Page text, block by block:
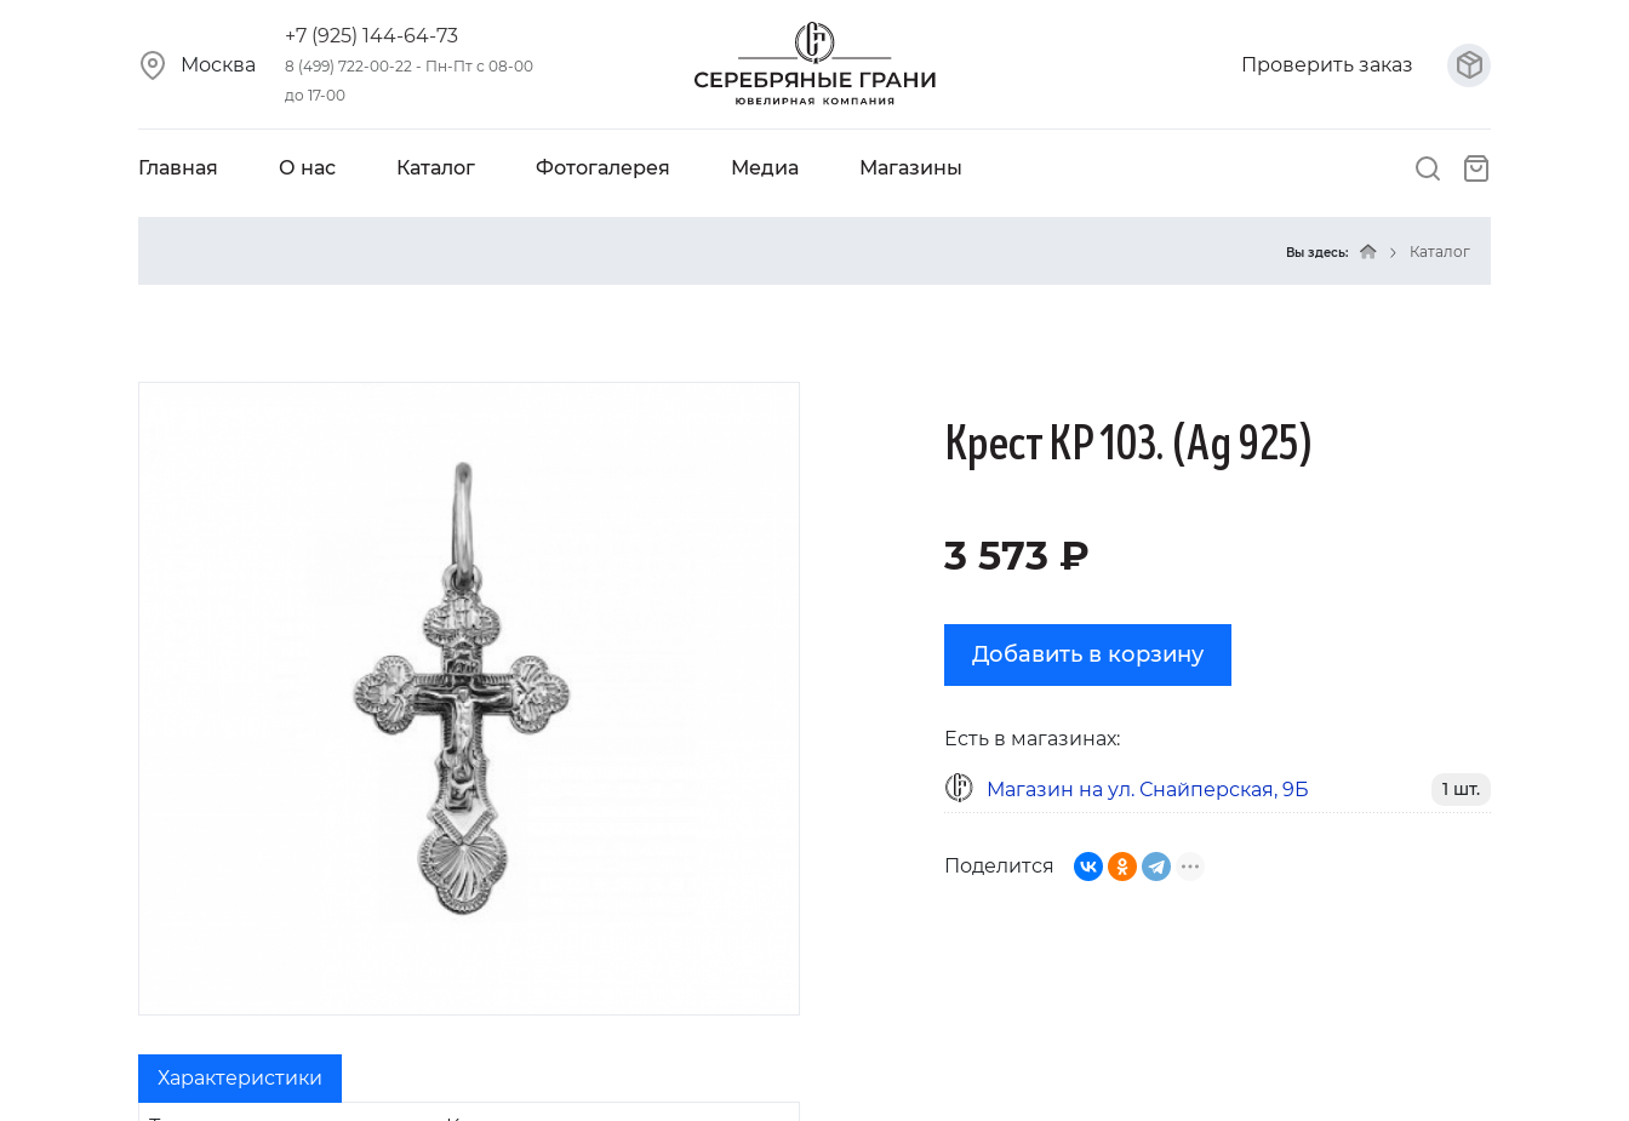
Москва
+7 (925) 144-64-73
8 (499) 722-00-22 - Пн-Пт с 08-00
до 17-00
Проверить заказ
Главная О нас Каталог Фотогалерея Медиа Магазины
Вы здесь: Каталог
Характеристики
Крест KP 103. (Ag 925)
3 573 ₽
Добавить в корзину
Есть в магазинах:
Магазин на ул. Снайперская, 9Б 1 шт.
Поделится